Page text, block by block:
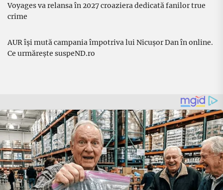
Voyages va relansa în 2027 croaziera dedicată fanilor true
crime
AUR își mută campania împotriva lui Nicușor Dan în online.
Ce urmărește suspeND.ro